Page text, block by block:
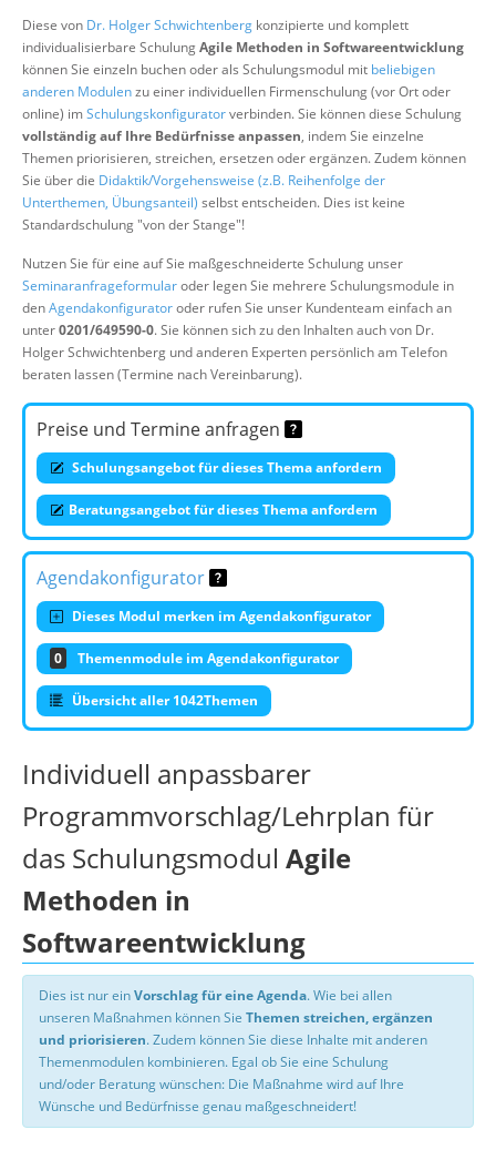
Suche
Diese von Dr. Holger Schwichtenberg konzipierte und komplett
individualisierbare SchulungAgile Methoden in Softwareentwicklung
können Sie einzeln buchen oder als Schulungsmodul mit beliebigen
anderen Modulenzu einer individuellen Firmenschulung (vor Ort oder
online) imSchulungskonfiguratorverbinden. Sie können diese Schulung
vollständig auf Ihre Bedürfnisse anpassen, indem Sie einzelne
Themen priorisieren, streichen, ersetzen oder ergänzen. Zudem können
Sie über die Didaktik/Vorgehensweise (z.B. Reihenfolge der
Unterthemen, Übungsanteil) selbst entscheiden. Dies ist keine
Standardschulung "von der Stange"!
Nutzen Sie für eine auf Sie maßgeschneiderte Schulung unser
Seminaranfrageformularoder legen Sie mehrere Schulungsmodule in
denAgendakonfiguratoroder rufen Sie unser Kundenteam einfach an
unter0201/649590-0. Sie können sich zu den Inhalten auch von Dr.
Holger Schwichtenberg und anderen Experten persönlich am Telefon
beraten lassen (Termine nach Vereinbarung).
Preise und Termine anfragen
Schulungsangebot für dieses Thema anfordern
Beratungsangebot für dieses Thema anfordern
Agendakonfigurator
Dieses Modul merken im Agendakonfigurator
0 Themenmodule im Agendakonfigurator
Übersicht aller 1042Themen
Individuell anpassbarer
Programmvorschlag/Lehrplan für
das Schulungsmodul Agile
Methoden in
Softwareentwicklung
Dies ist nur einVorschlag für eine Agenda. Wie bei allen
unseren Maßnahmen können Sie Themen streichen, ergänzen
und priorisieren. Zudem können Sie diese Inhalte mit anderen
Themenmodulen kombinieren. Egal ob Sie eine Schulung
und/oder Beratung wünschen: Die Maßnahme wird auf Ihre
Wünsche und Bedürfnisse genau maßgeschneidert!